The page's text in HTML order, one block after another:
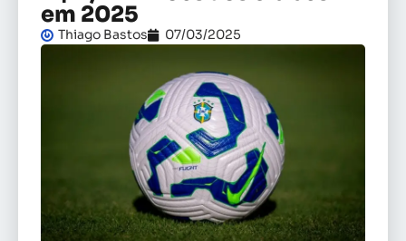
em 2025
Thiago Bastos 07/03/2025